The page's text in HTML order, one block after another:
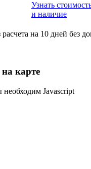
Узнать
и наличие
расчета на 10 дней
карте
необходим Javascript